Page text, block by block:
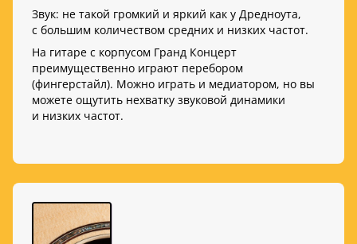
Звук: не такой громкий и яркий как у Дредноута,
с большим количеством средних и низких частот.
На гитаре с корпусом Гранд Концерт
преимущественно играют перебором
(фингерстайл). Можно играть и медиатором, но вы
можете ощутить нехватку звуковой динамики
и низких частот.